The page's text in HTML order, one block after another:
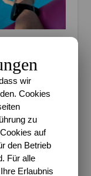
einer anderen
er so
Aktion
Hilfe eines
wir
Cookies
zu
auf
den Betrieb
Für alle
Erlaubnis